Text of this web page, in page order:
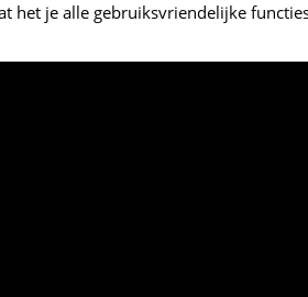
het je alle gebruiksvriendelijke